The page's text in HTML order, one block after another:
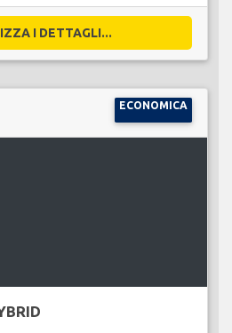
I DETTAGLI...
ECONOMICA